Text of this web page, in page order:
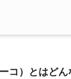
コ）とはどん